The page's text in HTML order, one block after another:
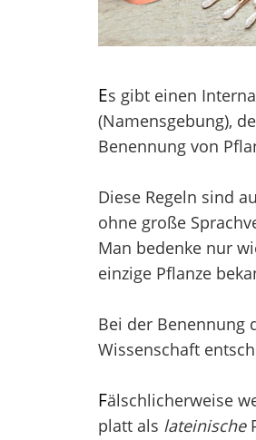
Es gibt einen
(Namensgebung),
Benennung von
Diese Regeln sind
ohne große
Man bedenke nur
einzige Pflanze
Bei der Benennung
Wissenschaft
Fälschlicherweise
platt als lateinische